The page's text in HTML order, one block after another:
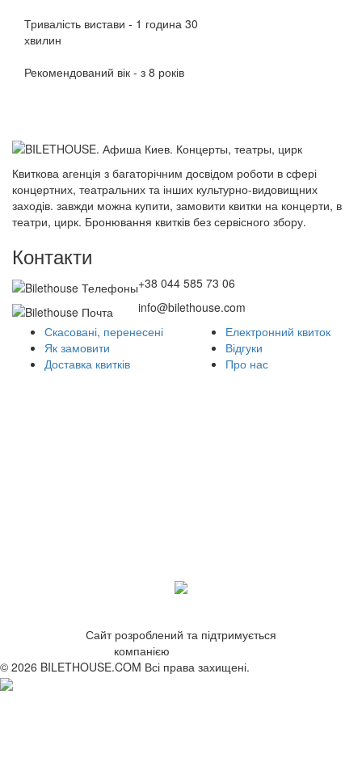
Тривалість вистави - 1 година 30
хвилин
Рекомендований вік - з 8 років
Квиткова агенція з багаторічним досвідом роботи в сфері
концертних, театральних та інших культурно-видовищних
заходів. завжди можна купити, замовити квитки на концерти, в
театри, цирк. Бронювання квитків без сервісного збору.
Контакти
+38 044 585 73 06
info@bilethouse.com
Скасовані, перенесені
Як замовити
Доставка квитків
Електронний квиток
Відгуки
Про нас
Сайт розроблений та підтримується
компанією
© 2026 BILETHOUSE.COM Всі права захищені.